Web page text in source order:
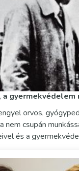
a gyermekvédelem
orvos,
nem csupán
és a